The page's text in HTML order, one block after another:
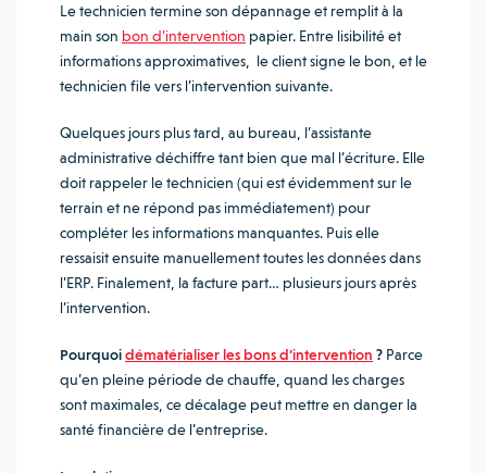
Le technicien termine son dépannage et remplit à la
main son bon d’intervention papier. Entre lisibilité et
informations approximatives, le client signe le bon, et le
technicien file vers l’intervention suivante.
Quelques jours plus tard, au bureau, l’assistante
administrative déchiffre tant bien que mal l’écriture. Elle
doit rappeler le technicien (qui est évidemment sur le
terrain et ne répond pas immédiatement) pour
compléter les informations manquantes. Puis elle
ressaisit ensuite manuellement toutes les données dans
l’ERP. Finalement, la facture part… plusieurs jours après
l’intervention.
Pourquoidématérialiser les bons d’intervention ? Parce
qu’en pleine période de chauffe, quand les charges
sont maximales, ce décalage peut mettre en danger la
santé financière de l’entreprise.